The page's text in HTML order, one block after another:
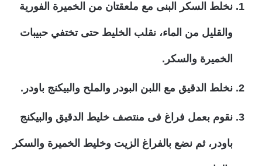
نخلط السكر البنى مع ملعقتان من الخميرة الفورية
والقليل من الماء، نقلب الخليط حتى تختفي حبيبات
الخميرة والسكر.
نخلط الدقيق مع اللبن البودر والملح والبيكنج باودر.
نقوم بعمل فراغ فى منتصف خليط الدقيق والبيكنج
باودر، ثم نضع بالفراغ الزيت وخليط الخميرة والسكر